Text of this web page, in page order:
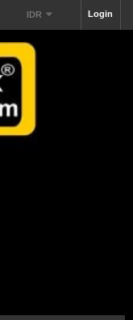
Login
IDR